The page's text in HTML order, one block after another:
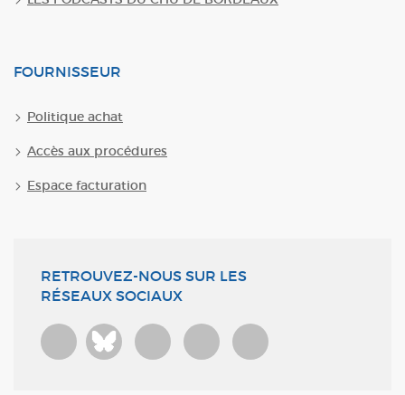
FOURNISSEUR
Politique achat
Accès aux procédures
Espace facturation
RETROUVEZ-NOUS SUR LES
RÉSEAUX SOCIAUX
Bluesky